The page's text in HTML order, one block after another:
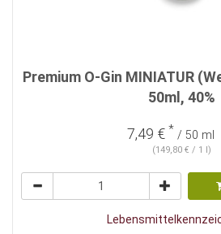
Premium O-Gin MINIATUR
50ml, 40%
7,49 € * / 50 ml
(149,80 € / 1 l)